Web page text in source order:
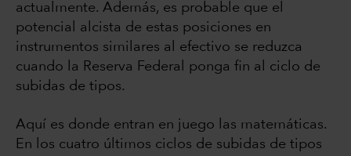
actualmente. Además, es probable que el
potencial alcista de estas posiciones en
instrumentos similares al efectivo se reduzca
cuando la Reserva Federal ponga fin al ciclo de
subidas de tipos.
Aquí es donde entran en juego las matemáticas.
En los cuatro últimos ciclos de subidas de tipos